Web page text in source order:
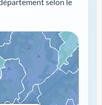
fibre...